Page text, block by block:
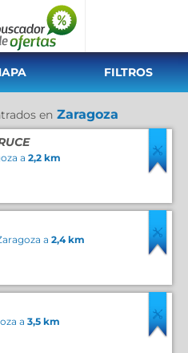
FILTROS
en Zaragoza
a 2,2 km
a 2,4 km
a 3,5 km